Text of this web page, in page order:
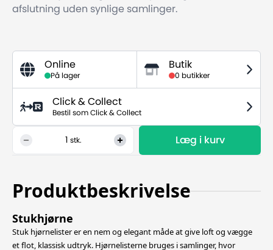
afslutning uden synlige samlinger.
Online
På lager
Butik
0 butikker
Click & Collect
Bestil som Click & Collect
stk. Læg i kurv
Produktbeskrivelse
Stukhjørne
Stuk hjørnelister er en nem og elegant måde at give loft og vægge
et flot, klassisk udtryk. Hjørnelisterne bruges i samlinger, hvor